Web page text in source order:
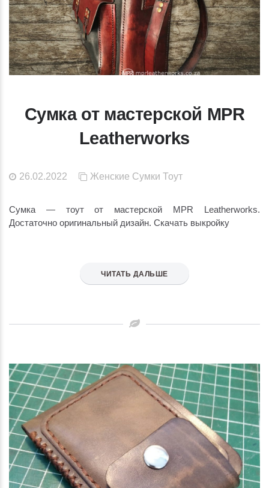
Сумка от мастерской MPR
Leatherworks
26.02.2022 Женские Сумки Тоут
Сумка — тоут от мастерской MPR Leatherworks.
Достаточно оригинальный дизайн. Скачать выкройку
ЧИТАТЬ ДАЛЬШЕ